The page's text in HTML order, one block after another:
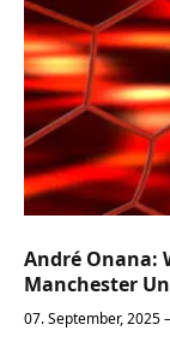
André Onana:
Manchester
07. September, 2025